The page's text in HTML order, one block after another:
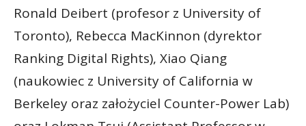
Ronald Deibert (profesor z University of
Toronto), Rebecca MacKinnon (dyrektor
Ranking Digital Rights), Xiao Qiang
(naukowiec z University of California w
Berkeley oraz założyciel Counter-Power Lab)